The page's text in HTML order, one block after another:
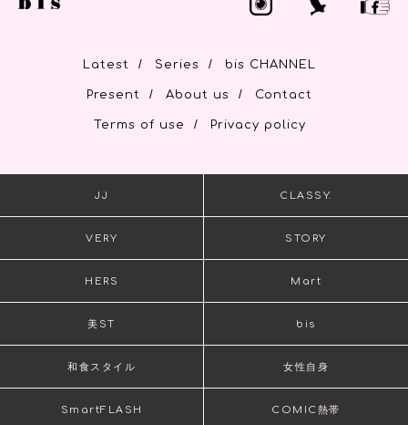
Latest / Series / bis CHANNEL
Present / About us / Contact
Terms of use / Privacy policy
JJ CLASSY.
VERY STORY
HERS Mart
美ST bis
和食スタイル 女性自身
SmartFLASH COMIC熱帯